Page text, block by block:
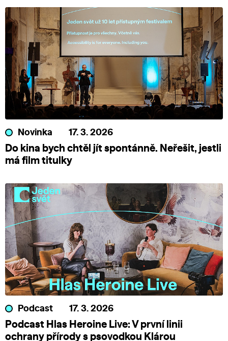
Novinka 17. 3. 2026
Do kina bych chtěl jít spontánně. Neřešit, jestli
má film titulky
Podcast 17. 3. 2026
Podcast Hlas Heroine Live: V první linii
ochrany přírody s psovodkou Klárou